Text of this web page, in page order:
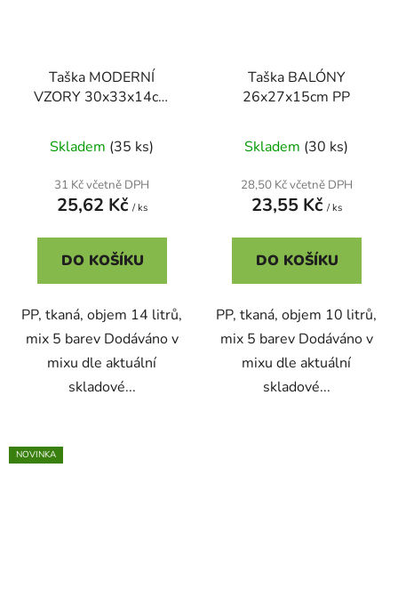
Taška MODERNÍ
VZORY 30x33x14cm
Skladem (35 ks)
31 Kč včetně DPH
25,62 Kč / ks
DO KOŠÍKU
PP, tkaná, objem 14 litrů,
mix 5 barev Dodáváno v
mixu dle aktuální
skladové...
Taška BALÓNY
26x27x15cm PP
Skladem (30 ks)
28,50 Kč včetně DPH
23,55 Kč / ks
DO KOŠÍKU
PP, tkaná, objem 10 litrů,
mix 5 barev Dodáváno v
mixu dle aktuální
skladové...
NOVINKA